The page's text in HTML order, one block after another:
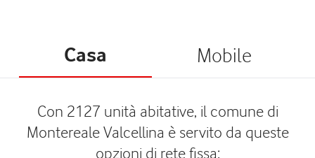
Casa Mobile
Con 2127 unità abitative, il comune di
Montereale Valcellina è servito da queste
opzioni di rete fissa: